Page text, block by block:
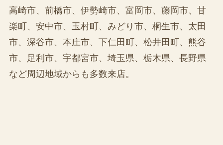
高崎市、前橋市、伊勢崎市、富岡市、藤岡市、甘
楽町、安中市、玉村町、みどり市、桐生市、太田
市、深谷市、本庄市、下仁田町、松井田町、熊谷
市、足利市、宇都宮市、埼玉県、栃木県、長野県
など周辺地域からも多数来店。